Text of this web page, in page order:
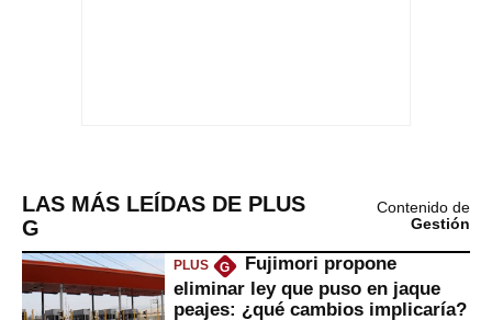
LAS MÁS LEÍDAS DE PLUS
G
Contenido de
Gestión
PLUS G
Fujimori propone
eliminar ley que puso en jaque
peajes: ¿qué cambios implicaría?